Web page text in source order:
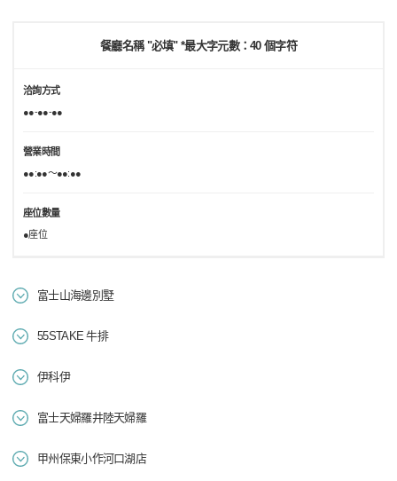
餐廳名稱 "必填" *最大字元數：40 個字符
洽詢方式
●●-●●-●●
營業時間
●●:●●～●●:●●
座位數量
●座位
富士山海邊別墅
55STAKE 牛排
伊科伊
富士天婦羅井陸天婦羅
甲州保東小作河口湖店